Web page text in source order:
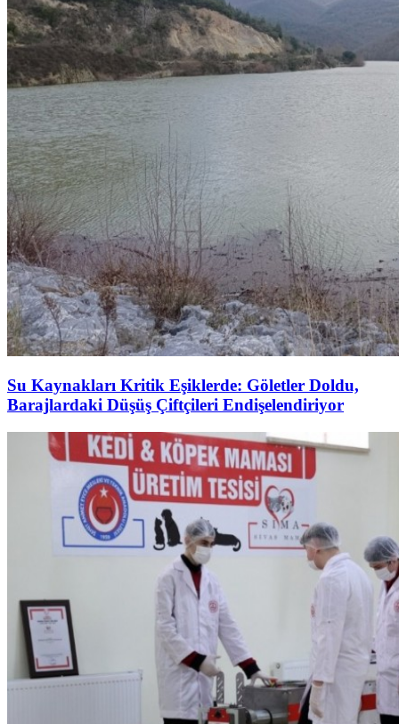
Su Kaynakları Kritik Eşiklerde: Göletler Doldu,
Barajlardaki Düşüş Çiftçileri Endişelendiriyor